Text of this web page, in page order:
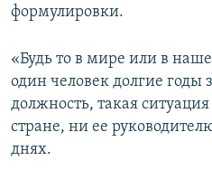
формулировки.
«Будь то в мире или в
один человек долгие
должность, такая
стране, ни ее
днях.